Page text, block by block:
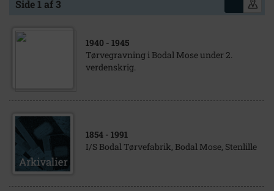
Side 1 af 3
1940 - 1945
Tørvegravning i Bodal Mose under 2.
verdenskrig.
1854 - 1991
I/S Bodal Tørvefabrik, Bodal Mose, Stenlille